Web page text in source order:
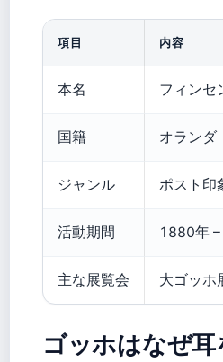
項目 内容
本名 フィンセ
国籍 オランダ
ジャンル ポスト印
活動期間 1880年
主な展覧会 大ゴッホ
ゴッホはなぜ